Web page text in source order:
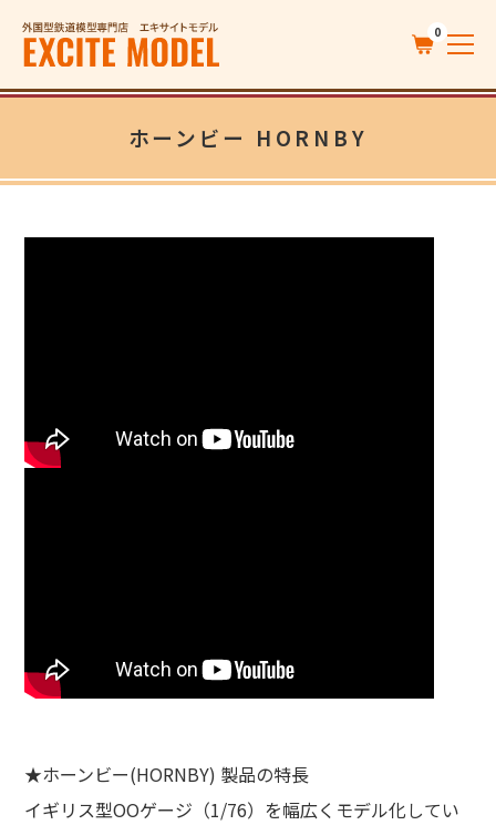
0
ホーンビー HORNBY
★ホーンビー(HORNBY) 製品の特長
イギリス型OOゲージ（1/76）を幅広くモデル化してい